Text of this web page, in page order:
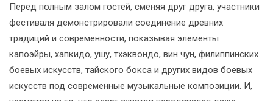
Перед полным залом гостей, сменяя друг друга, участники
фестиваля демонстрировали соединение древних
традиций и современности, показывая элементы
капоэйры, хапкидо, ушу, тхэквондо, вин чун, филиппинских
боевых искусств, тайского бокса и других видов боевых
искусств под современные музыкальные композиции. И,